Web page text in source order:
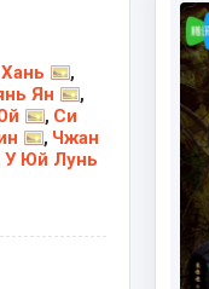
,
Ян ,
, Си
, Чжан
У Юй Лунь